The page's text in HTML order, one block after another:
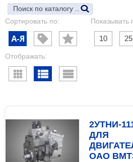
Сортировать по: Показывать
10 25
Отображать:
2УТНИ-
ДЛЯ
ОАО